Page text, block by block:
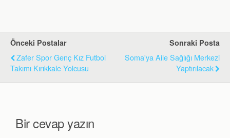
Önceki Postalar
Zafer Spor Genç Kız Futbol
Takımı Kırıkkale Yolcusu
Sonraki Posta
Soma'ya Aile Sağlığı Merkezi
Yaptırılacak
Bir cevap yazın